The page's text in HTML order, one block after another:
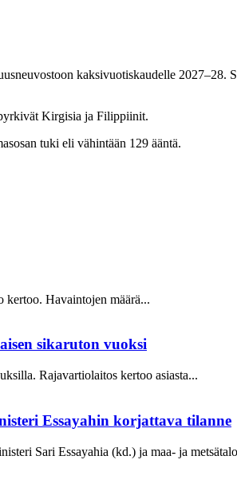
kaksivuotiskaudelle 2027–28.
Kirgisia ja Filippiinit.
tuki eli vähintään 129 ääntä.
kertoo. Havaintojen määrä...
sikaruton vuoksi
Rajavartiolaitos kertoo asiasta...
Essayahin korjattava tilanne
Sari Essayahia (kd.) ja maa- ja